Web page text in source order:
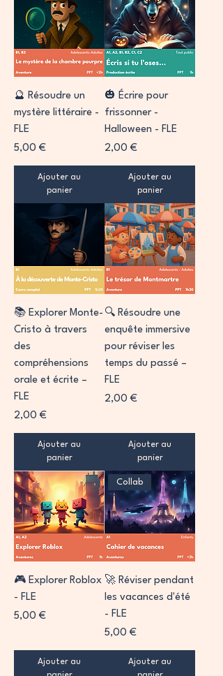
🔮 Résoudre un
mystère littéraire -
FLE
Prix
5,00 €
Ajouter au
panier
🎃 Écrire pour
frissonner -
Halloween - FLE
Prix
2,00 €
Ajouter au
panier
📚 Explorer Monte-
Cristo à travers
des
compréhensions
orale et écrite –
FLE
Prix
2,00 €
Ajouter au
panier
🔍 Résoudre une
enquête immersive
pour réviser les
temps du passé –
FLE
Prix
2,00 €
Ajouter au
panier
🎮 Explorer Roblox
- FLE
Prix
5,00 €
Ajouter au
Collab
🚀 Réviser pendant
les vacances d'été
- FLE
Prix
5,00 €
Ajouter au